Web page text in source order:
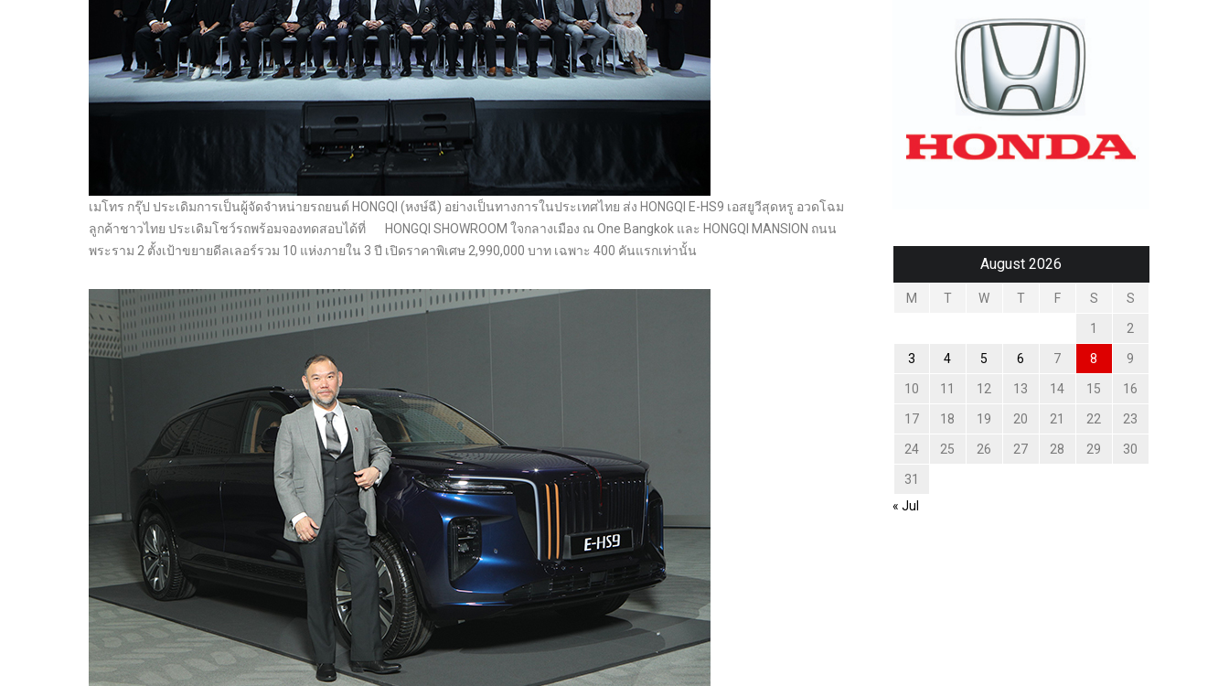
เมโทร กรุ๊ป ประเดิมการเป็นผู้จัดจำหน่ายรถยนต์ HONGQI (หงษ์ฉี) อย่างเป็นทางการในประเทศไทย ส่ง HONGQI E-HS9 เอสยูวีสุดหรู อวดโฉม
ลูกค้าชาวไทย ประเดิมโชว์รถพร้อมจองทดสอบได้ที่ HONGQI SHOWROOM ใจกลางเมือง ณ One Bangkok และ HONGQI MANSION ถนน
พระราม 2 ตั้งเป้าขยายดีลเลอร์รวม 10 แห่งภายใน 3 ปี เปิดราคาพิเศษ 2,990,000 บาท เฉพาะ 400 คันแรกเท่านั้น
August 2026
M T W T F S S
1 2
3 4 5 6 7 8 9
10 11 12 13 14 15 16
17 18 19 20 21 22 23
24 25 26 27 28 29 30
31
« Jul